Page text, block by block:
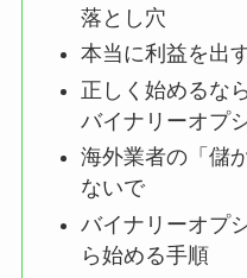
落とし穴
本当に利益を出
正しく始めるな
バイナリーオプ
海外業者の「儲
ないで
バイナリーオプ
ら始める手順